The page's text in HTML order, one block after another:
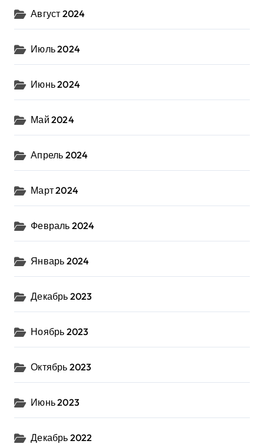
Август 2024
Июль 2024
Июнь 2024
Май 2024
Апрель 2024
Март 2024
Февраль 2024
Январь 2024
Декабрь 2023
Ноябрь 2023
Октябрь 2023
Июнь 2023
Декабрь 2022